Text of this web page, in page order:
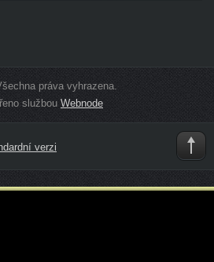
práva vyhrazena.
službou Webnode
verzi